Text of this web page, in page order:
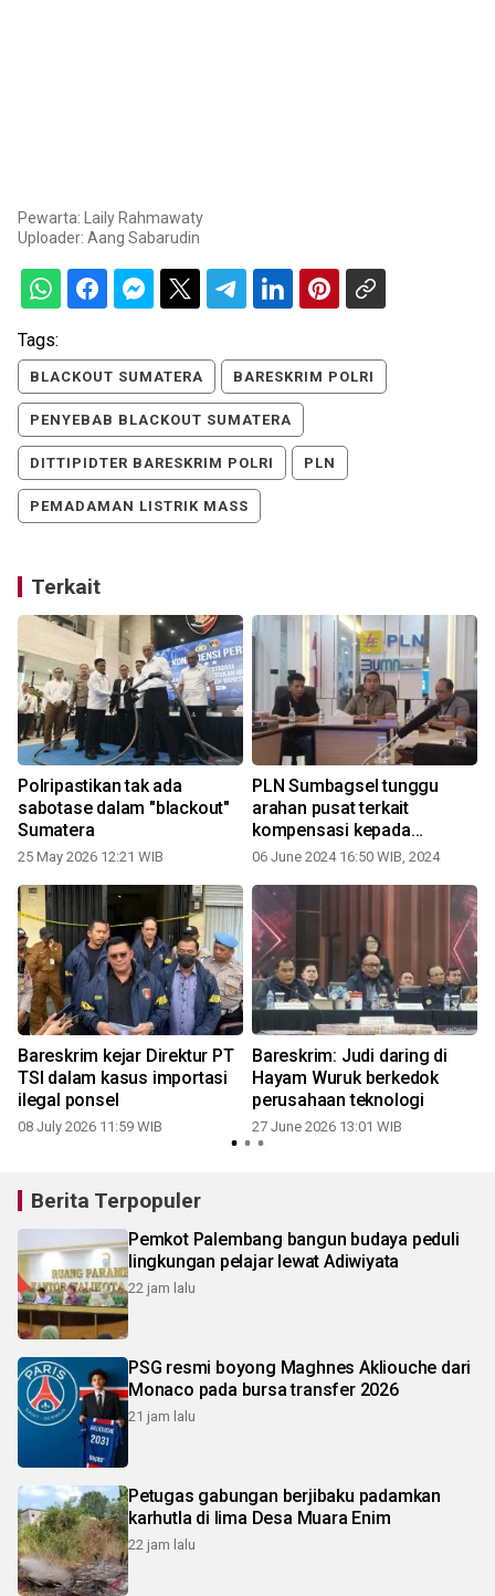
Pewarta: Laily Rahmawaty
Uploader: Aang Sabarudin
Tags:
BLACKOUT SUMATERA BARESKRIM POLRI
PENYEBAB BLACKOUT SUMATERA
DITTIPIDTER BARESKRIM POLRI PLN
PEMADAMAN LISTRIK MASS
Terkait
Polripastikan tak ada
sabotase dalam "blackout"
Sumatera
25 May 2026 12:21 WIB
PLN Sumbagsel tunggu
arahan pusat terkait
kompensasi kepada
pelanggan
06 June 2024 16:50 WIB, 2024
Bareskrim kejar Direktur PT
TSI dalam kasus importasi
ilegal ponsel
08 July 2026 11:59 WIB
Bareskrim: Judi daring di
Hayam Wuruk berkedok
perusahaan teknologi
27 June 2026 13:01 WIB
Berita Terpopuler
Pemkot Palembang bangun budaya peduli
lingkungan pelajar lewat Adiwiyata
22 jam lalu
PSG resmi boyong Maghnes Akliouche dari
Monaco pada bursa transfer 2026
21 jam lalu
Petugas gabungan berjibaku padamkan
karhutla di lima Desa Muara Enim
22 jam lalu